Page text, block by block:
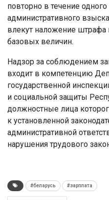
повторно в течение
административного
влекут наложение штрафа
базовых величин.
Надзор за соблюдением
входит в компетенцию
государственной
и социальной защиты
должностные лица
к установленной
административной
нарушения трудового
#беларусь #зарплата